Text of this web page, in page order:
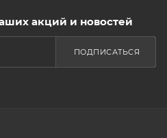
акций и новостей
ПОДПИСАТЬСЯ